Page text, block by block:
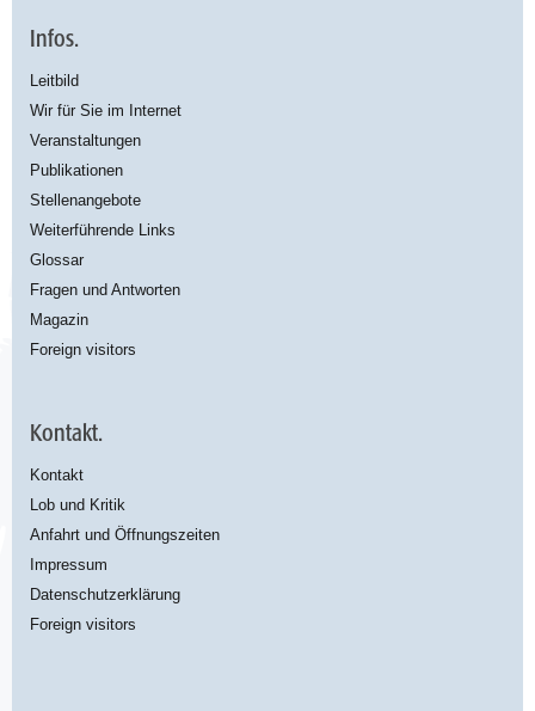
Infos.
Leitbild
Wir für Sie im Internet
Veranstaltungen
Publikationen
Stellenangebote
Weiterführende Links
Glossar
Fragen und Antworten
Magazin
Foreign visitors
Kontakt.
Kontakt
Lob und Kritik
Anfahrt und Öffnungszeiten
Impressum
Datenschutzerklärung
Foreign visitors